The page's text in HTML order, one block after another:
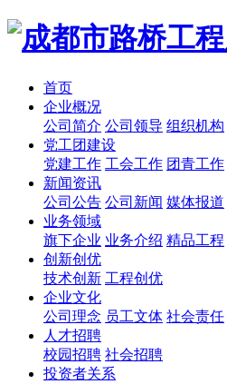
首页
企业概况
公司简介 公司领导 组织机构
党工团建设
党建工作 工会工作 团青工作
新闻资讯
公司公告 公司新闻 媒体报道
业务领域
旗下企业 业务介绍 精品工程
创新创优
技术创新 工程创优
企业文化
公司理念 员工文体 社会责任
人才招聘
校园招聘 社会招聘
投资者关系